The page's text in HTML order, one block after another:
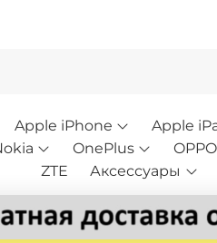
Apple iPhone Apple
OnePlus OPPO
ZTE
Аксессуары